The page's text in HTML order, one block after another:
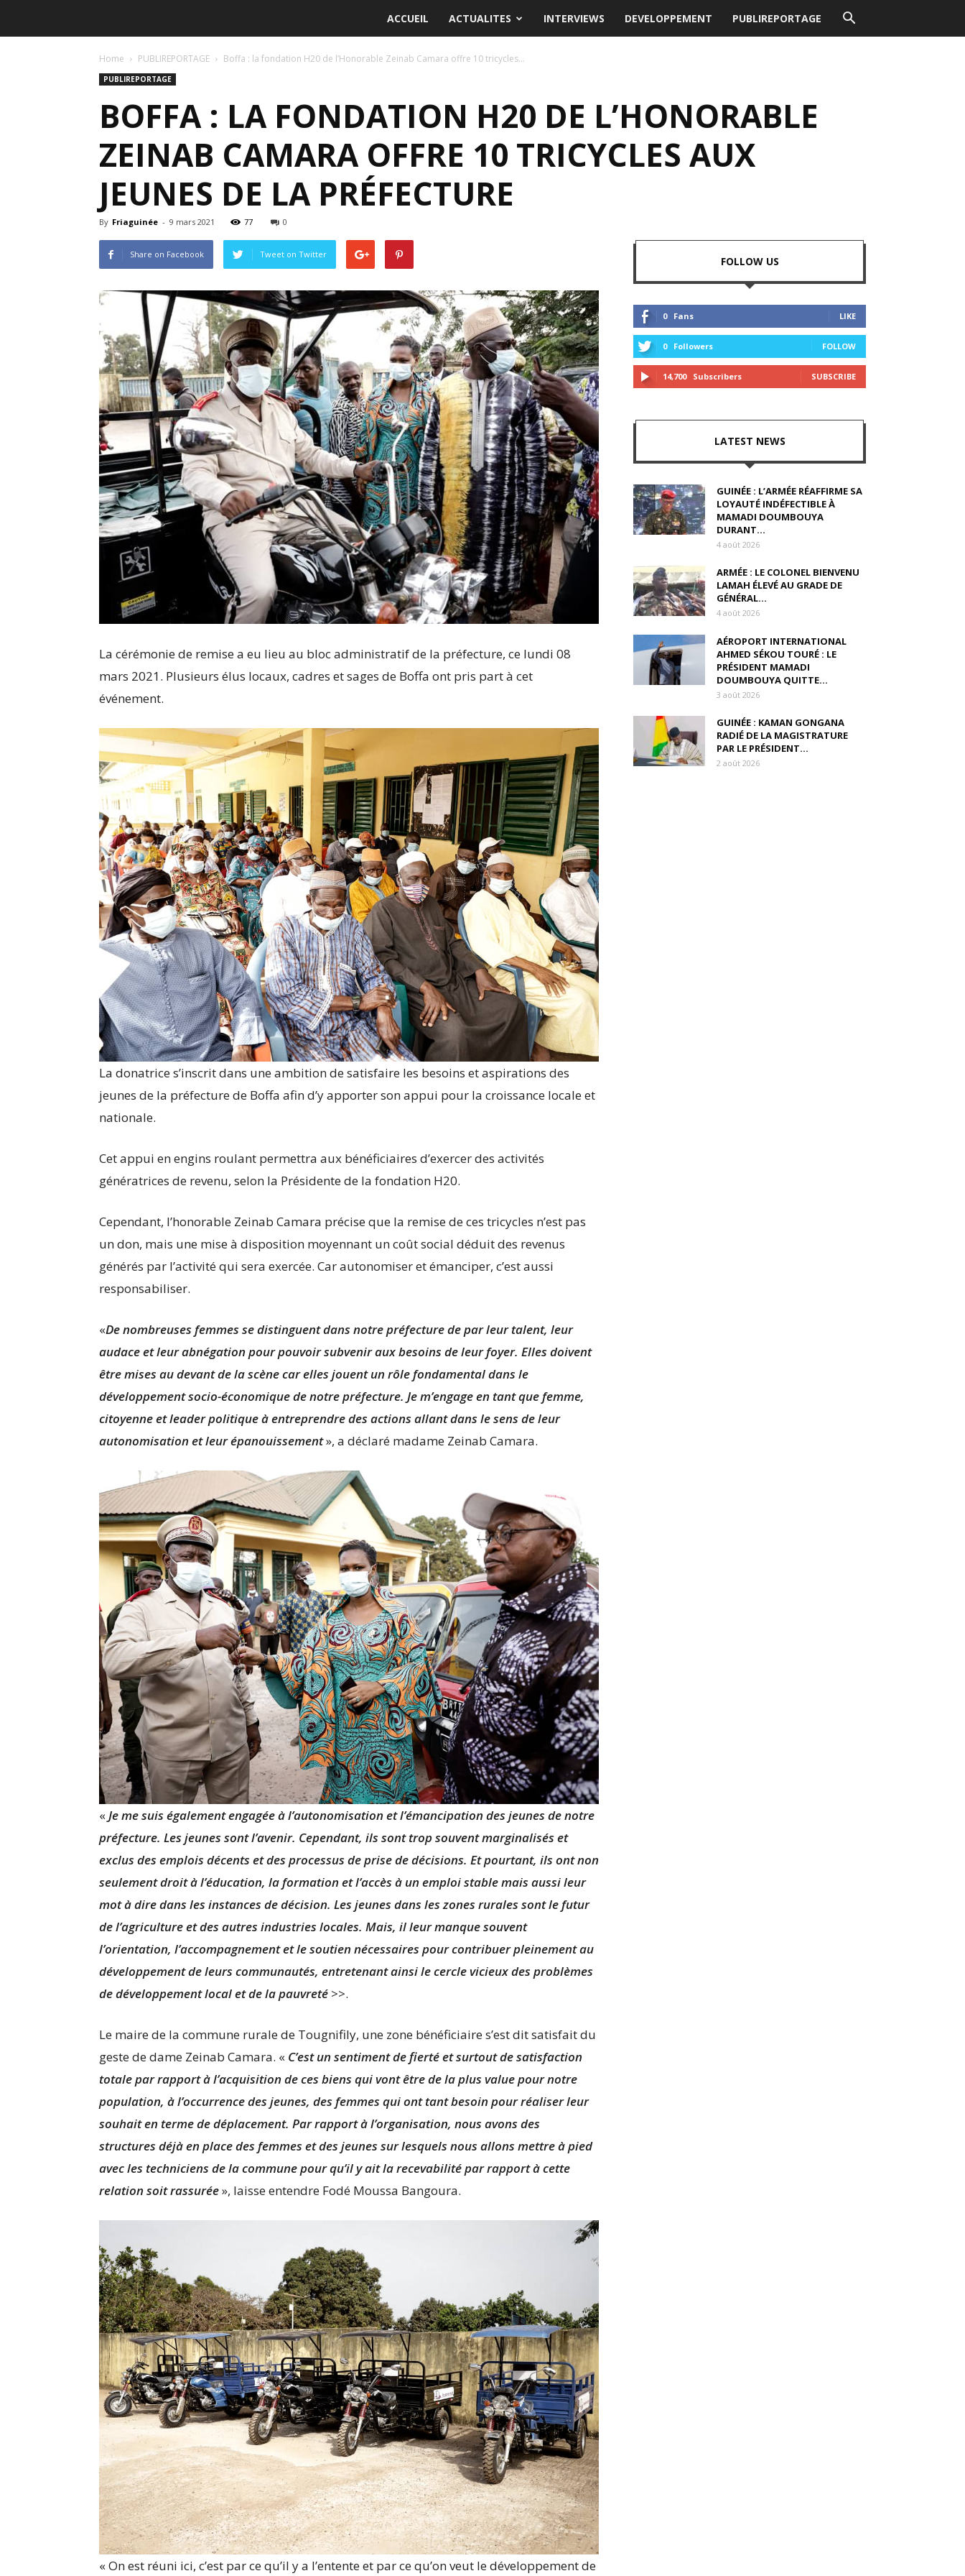
ACCUEIL ACTUALITES INTERVIEWS DEVELOPPEMENT PUBLIREPORTAGE
Home PUBLIREPORTAGE Boffa : la fondation H20 de l’Honorable Zeinab Camara offre 10 tricycles...
PUBLIREPORTAGE
BOFFA : LA FONDATION H20 DE L’HONORABLE
ZEINAB CAMARA OFFRE 10 TRICYCLES AUX
JEUNES DE LA PRÉFECTURE
By Friaguinée - 9 mars 2021 77 0
Share on Facebook Tweet on Twitter
La cérémonie de remise a eu lieu au bloc administratif de la préfecture, ce lundi 08
mars 2021. Plusieurs élus locaux, cadres et sages de Boffa ont pris part à cet
événement.
La donatrice s’inscrit dans une ambition de satisfaire les besoins et aspirations des
jeunes de la préfecture de Boffa afin d’y apporter son appui pour la croissance locale et
nationale.
Cet appui en engins roulant permettra aux bénéficiaires d’exercer des activités
génératrices de revenu, selon la Présidente de la fondation H20.
Cependant, l’honorable Zeinab Camara précise que la remise de ces tricycles n’est pas
un don, mais une mise à disposition moyennant un coût social déduit des revenus
générés par l’activité qui sera exercée. Car autonomiser et émanciper, c’est aussi
responsabiliser.
«De nombreuses femmes se distinguent dans notre préfecture de par leur talent, leur
audace et leur abnégation pour pouvoir subvenir aux besoins de leur foyer. Elles doivent
être mises au devant de la scène car elles jouent un rôle fondamental dans le
développement socio-économique de notre préfecture. Je m’engage en tant que femme,
citoyenne et leader politique à entreprendre des actions allant dans le sens de leur
autonomisation et leur épanouissement», a déclaré madame Zeinab Camara.
« Je me suis également engagée à l’autonomisation et l’émancipation des jeunes de notre
préfecture. Les jeunes sont l’avenir. Cependant, ils sont trop souvent marginalisés et
exclus des emplois décents et des processus de prise de décisions. Et pourtant, ils ont non
seulement droit à l’éducation, la formation et l’accès à un emploi stable mais aussi leur
mot à dire dans les instances de décision. Les jeunes dans les zones rurales sont le futur
de l’agriculture et des autres industries locales. Mais, il leur manque souvent
l’orientation, l’accompagnement et le soutien nécessaires pour contribuer pleinement au
développement de leurs communautés, entretenant ainsi le cercle vicieux des problèmes
de développement local et de la pauvreté >>.
Le maire de la commune rurale de Tougnifily, une zone bénéficiaire s’est dit satisfait du
geste de dame Zeinab Camara. « C’est un sentiment de fierté et surtout de satisfaction
totale par rapport à l’acquisition de ces biens qui vont être de la plus value pour notre
population, à l’occurrence des jeunes, des femmes qui ont tant besoin pour réaliser leur
souhait en terme de déplacement. Par rapport à l’organisation, nous avons des
structures déjà en place des femmes et des jeunes sur lesquels nous allons mettre à pied
avec les techniciens de la commune pour qu’il y ait la recevabilité par rapport à cette
relation soit rassurée», laisse entendre Fodé Moussa Bangoura.
« On est réuni ici, c’est par ce qu’il y a l’entente et par ce qu’on veut le développement de
FOLLOW US
0 Fans LIKE
0 Followers FOLLOW
14,700 Subscribers SUBSCRIBE
LATEST NEWS
GUINÉE : L’ARMÉE RÉAFFIRME SA
LOYAUTÉ INDÉFECTIBLE À
MAMADI DOUMBOUYA
DURANT...
4 août 2026
ARMÉE : LE COLONEL BIENVENU
LAMAH ÉLEVÉ AU GRADE DE
GÉNÉRAL...
4 août 2026
AÉROPORT INTERNATIONAL
AHMED SÉKOU TOURÉ : LE
PRÉSIDENT MAMADI
DOUMBOUYA QUITTE...
3 août 2026
GUINÉE : KAMAN GONGANA
RADIÉ DE LA MAGISTRATURE
PAR LE PRÉSIDENT...
2 août 2026